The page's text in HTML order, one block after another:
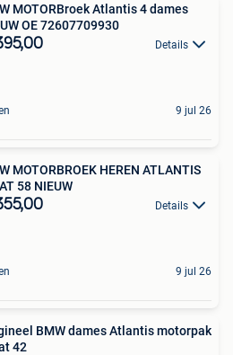
MOTORBroek Atlantis 4 dames
OE 72607709930
Details
9 jul 26
MOTORBROEK HEREN ATLANTIS
58 NIEUW
Details
9 jul 26
dames Atlantis motorpak
42